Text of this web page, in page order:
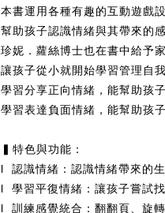
本書運用各種有趣的互動遊戲設
幫助孩子認識情緒與其帶來的
珍妮．蘿絲博士也在書中給予
讓孩子從小就開始學習管理自
學習分享正向情緒，能幫助孩
學習表達負面情緒，能幫助孩
▍特色與功能：
l 認識情緒 ： 認識情緒帶來的
l 學習平復情緒 ： 讓孩子嘗試
l 訓練感覺統合 ： 翻翻頁、旋